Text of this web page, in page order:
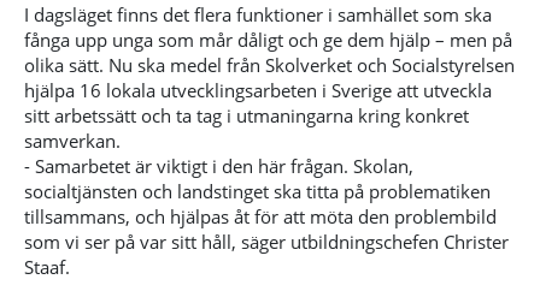
I dagsläget finns det flera funktioner i samhället som ska
fånga upp unga som mår dåligt och ge dem hjälp – men på
olika sätt. Nu ska medel från Skolverket och Socialstyrelsen
hjälpa 16 lokala utvecklingsarbeten i Sverige att utveckla
sitt arbetssätt och ta tag i utmaningarna kring konkret
samverkan.
- Samarbetet är viktigt i den här frågan. Skolan,
socialtjänsten och landstinget ska titta på problematiken
tillsammans, och hjälpas åt för att möta den problembild
som vi ser på var sitt håll, säger utbildningschefen Christer
Staaf.